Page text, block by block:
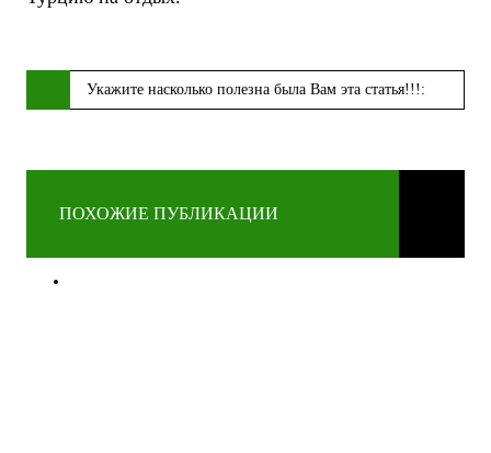
Укажите насколько полезна была Вам эта статья!!!:
ПОХОЖИЕ ПУБЛИКАЦИИ